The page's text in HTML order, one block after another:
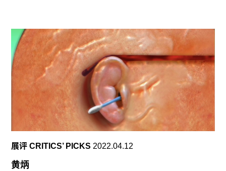
创作的关注，到处都是开放的可能性以及对观众的
邀请：有菜园和共享厨房（Britto Arts Trust），有
在巴洛克城堡旁的草坪上搭建的桑拿和露天影院
（Cinema Caravan和栗林隆，后巡回至不同场
地），有在主展览场地内的滑板场（Baan Noorg
Collaborative Arts and Culture）和印刷店
（lumbung Press），有棋牌桌游，有BDSM派对
（Party Office）等各类仿若游戏体验的活动。如果
想好好玩的话，在任何一个场地就可以消磨一整天
的时间。对于经历了漫长疫情的观众来说，文献展
的社交氛围为累积多年的隔离疲劳提供了缓解，
ruangrupa的这场展览显然和大众熟悉的多数双年
展不同，这不是一个可以打卡勾完作品清单的展
展评 CRITICS’ PICKS 2022.04.12
黄炳